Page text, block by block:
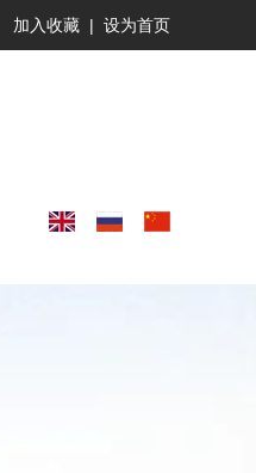
加入收藏 | 设为首页